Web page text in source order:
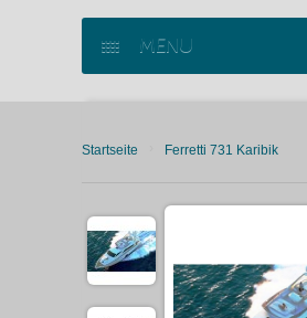
MENU
KATAMARAN CHARTER
MOTORYACHT CHARTER
MARINAS
Startseite Ferretti 731 Karibik